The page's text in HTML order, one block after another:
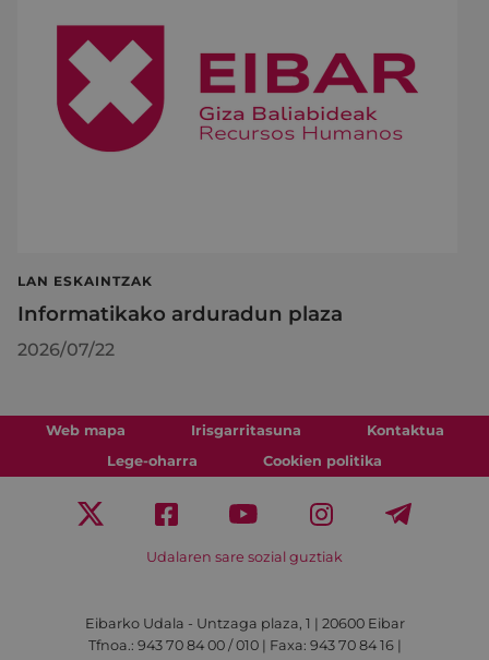
LAN ESKAINTZAK
Informatikako arduradun plaza
2026/07/22
Web mapa Irisgarritasuna
Kontaktua
Lege-oharra
Cookien politika
Udalaren sare sozial guztiak
Eibarko Udala - Untzaga plaza, 1 | 20600 Eibar
Tfnoa.: 943 70 84 00 / 010 | Faxa: 943 70 84 16 |